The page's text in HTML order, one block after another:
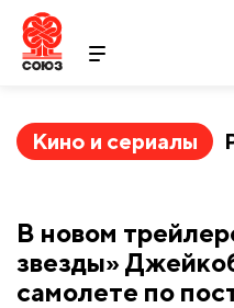
Кино и сериалы
В новом
звезды»
самолете по